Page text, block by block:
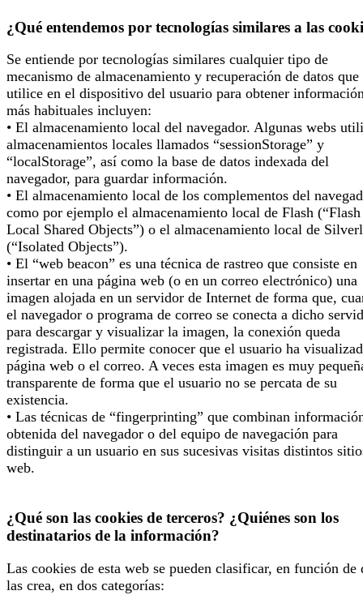
¿Qué entendemos por tecnologías similares a las
Se entiende por tecnologías similares cualquier tipo de
mecanismo de almacenamiento y recuperación de datos que
utilice en el dispositivo del usuario para obtener
más habituales incluyen:
• El almacenamiento local del navegador. Algunas webs
almacenamientos locales llamados “sessionStorage” y
“localStorage”, así como la base de datos indexada del
navegador, para guardar información.
• El almacenamiento local de los complementos del
como por ejemplo el almacenamiento local de Flash (“Flash
Local Shared Objects”) o el almacenamiento local de
(“Isolated Objects”).
• El “web beacon” es una técnica de rastreo que consiste en
insertar en una página web (o en un correo electrónico) una
imagen alojada en un servidor de Internet de forma que,
el navegador o programa de correo se conecta a dicho
para descargar y visualizar la imagen, la conexión queda
registrada. Ello permite conocer que el usuario ha
página web o el correo. A veces esta imagen es muy
transparente de forma que el usuario no se percata de su
existencia.
• Las técnicas de “fingerprinting” que combinan
obtenida del navegador o del equipo de navegación para
distinguir a un usuario en sus sucesivas visitas distintos
web.
¿Qué son las cookies de terceros? ¿Quiénes son los
destinatarios de la información?
Las cookies de esta web se pueden clasificar, en función de
las crea, en dos categorías: